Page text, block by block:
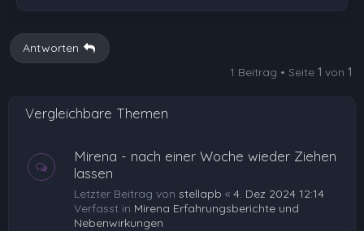
b
Antworten
1 Beitrag • Seite 1 von 1
Vergleichbare Themen
Mirena - nach einer Woche wieder Ziehen
lassen
Letzter Beitrag von stellapb « 4. Dez 2024 12:14
Verfasst in Mirena Erfahrungsberichte und
Nebenwirkungen